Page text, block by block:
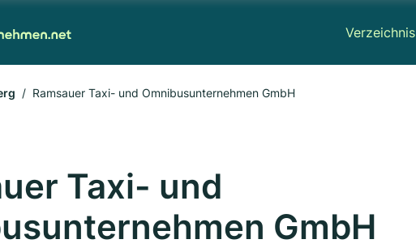
Verzeichnis
Ramsauer Taxi- und Omnibusunternehmen GmbH
Taxi- und
GmbH